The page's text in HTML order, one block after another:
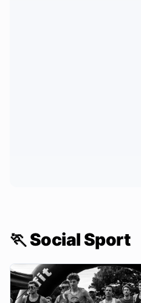
🏃 Social Sport